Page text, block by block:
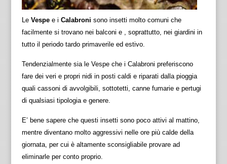
Le Vespe e i Calabroni sono insetti molto comuni che
facilmente si trovano nei balconi e , soprattutto, nei giardini in
tutto il periodo tardo primaverile ed estivo.
Tendenzialmente sia le Vespe che i Calabroni preferiscono
fare dei veri e propri nidi in posti caldi e riparati dalla pioggia
quali cassoni di avvolgibili, sottotetti, canne fumarie e pertugi
di qualsiasi tipologia e genere.
E’ bene sapere che questi insetti sono poco attivi al mattino,
mentre diventano molto aggressivi nelle ore più calde della
giornata, per cui è altamente sconsigliabile provare ad
eliminarle per conto proprio.